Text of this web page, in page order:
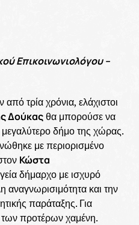
Επικοινωνιολόγου –
από τρία χρόνια, ελάχιστοι
Δούκαςθα μπορούσε να
δήμο της χώρας.
με περιορισμένο
Κώστα
δήμαρχο με ισχυρό
αναγνωρισιμότητα και την
παράταξης. Για
των προτέρων χαμένη.